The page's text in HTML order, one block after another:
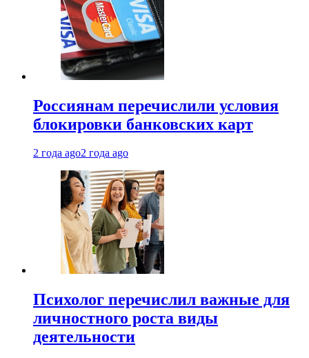
Россиянам перечислили условия
блокировки банковских карт
2 года ago2 года ago
Психолог перечислил важные для
личностного роста виды
деятельности